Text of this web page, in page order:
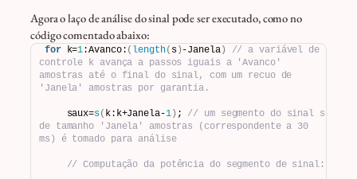
Agora o laço de análise do sinal pode ser executado, como no
código comentado abaixo:
for k=1:Avanco: ( length( s) -Janela)
// a variável de
controle k avança a passos iguais a 'Avanco'
amostras até o final do sinal, com um recuo de
'Janela' amostras por garantia.
    saux=
s( k:k+Janela-1) ; // um segmento do sinal s
de tamanho 'Janela' amostras (correspondente a 30
ms) é tomado para análise
// Computação da potência do segmento de sinal: